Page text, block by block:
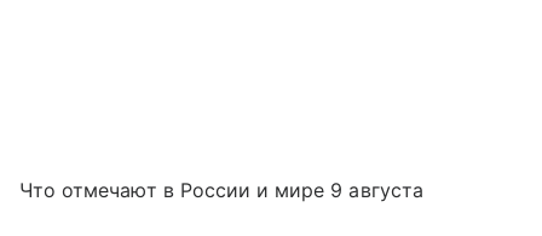
Что отмечают в России и мире 9 августа